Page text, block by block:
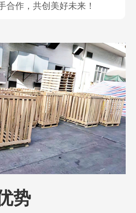
合作，共创美好未来！
势